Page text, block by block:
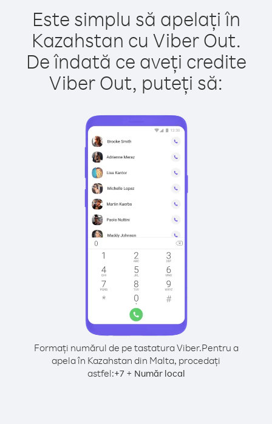
Este simplu să apelați în
Kazahstan cu Viber Out.
De îndată ce aveți credite
Viber Out, puteți să:
Formați numărul de pe tastatura Viber.Pentru a
apela în Kazahstan din Malta, procedați
astfel:+7+ Număr local